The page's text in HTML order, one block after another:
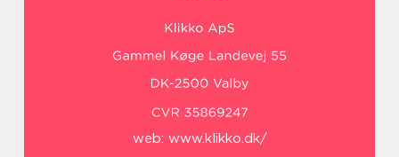
web: www.klikko.dk/